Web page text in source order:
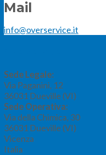
Mail
info@overservice.it
Sede Legale:
Via Paganini, 12
36031 Dueville (VI)
Sede Operativa:
Via della Chimica, 30
36031 Dueville (VI)
Vicenza
Italia